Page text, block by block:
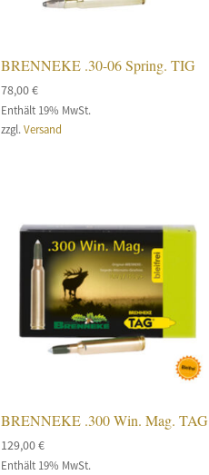
BRENNEKE .30-06 Spring. TIG
78,00€
Enthält 19% MwSt.
zzgl.Versand
BRENNEKE .300 Win. Mag. TAG
129,00€
Enthält 19% MwSt.